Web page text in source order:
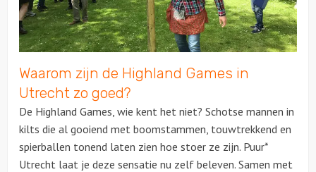
Feesten
Waarom zijn de Highland Games in
Utrecht zo goed?
De Highland Games, wie kent het niet? Schotse mannen in
kilts die al gooiend met boomstammen, touwtrekkend en
spierballen tonend laten zien hoe stoer ze zijn. Puur*
Utrecht laat je deze sensatie nu zelf beleven. Samen met